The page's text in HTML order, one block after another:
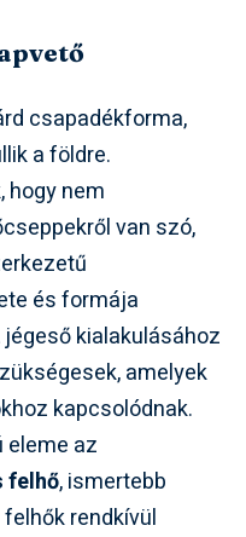
csapadékforma,
a földre.
hogy nem
van szó,
és formája
kialakulásához
amelyek
kapcsolódnak.
az
felhő, ismertebb
rendkívül